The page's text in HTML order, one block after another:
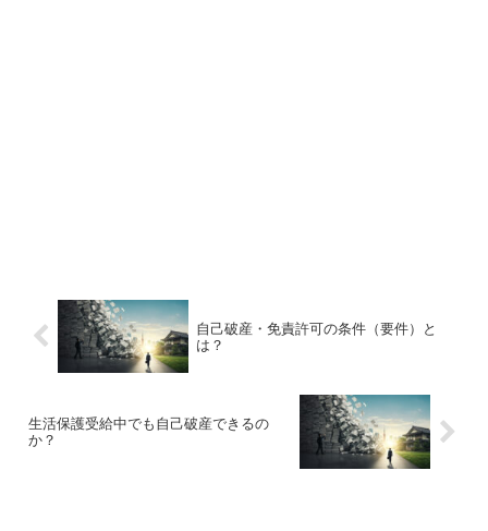
自己破産・免責許可の条件（要件）と
は？
生活保護受給中でも自己破産できるの
か？